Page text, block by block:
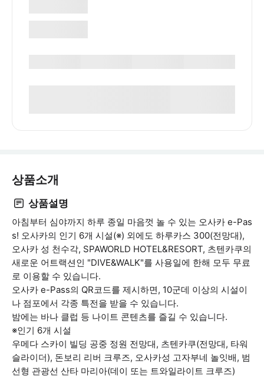
상품소개
상품설명
아침부터 심야까지 하루 종일 마음껏 놀 수 있는 오사카 e-Pas
s! 오사카의 인기 6개 시설(※) 외에도 하루카스 300(전망대),
오사카 성 천수각, SPAWORLD HOTEL&RESORT, 츠텐카쿠의
새로운 어트랙션인 "DIVE&WALK"를 사용일에 한해 모두 무료
로 이용할 수 있습니다.
오사카 e-Pass의 QR코드를 제시하면, 10군데 이상의 시설이
나 점포에서 각종 특전을 받을 수 있습니다.
밤에는 바나 클럽 등 나이트 콘텐츠를 즐길 수 있습니다.
※인기 6개 시설
우메다 스카이 빌딩 공중 정원 전망대, 츠텐카쿠(전망대, 타워
슬라이더), 돈보리 리버 크루즈, 오사카성 고자부네 놀잇배, 범
선형 관광선 산타 마리아(데이 또는 트와일라이트 크루즈)